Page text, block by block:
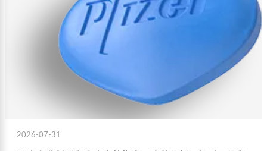
2026-07-31